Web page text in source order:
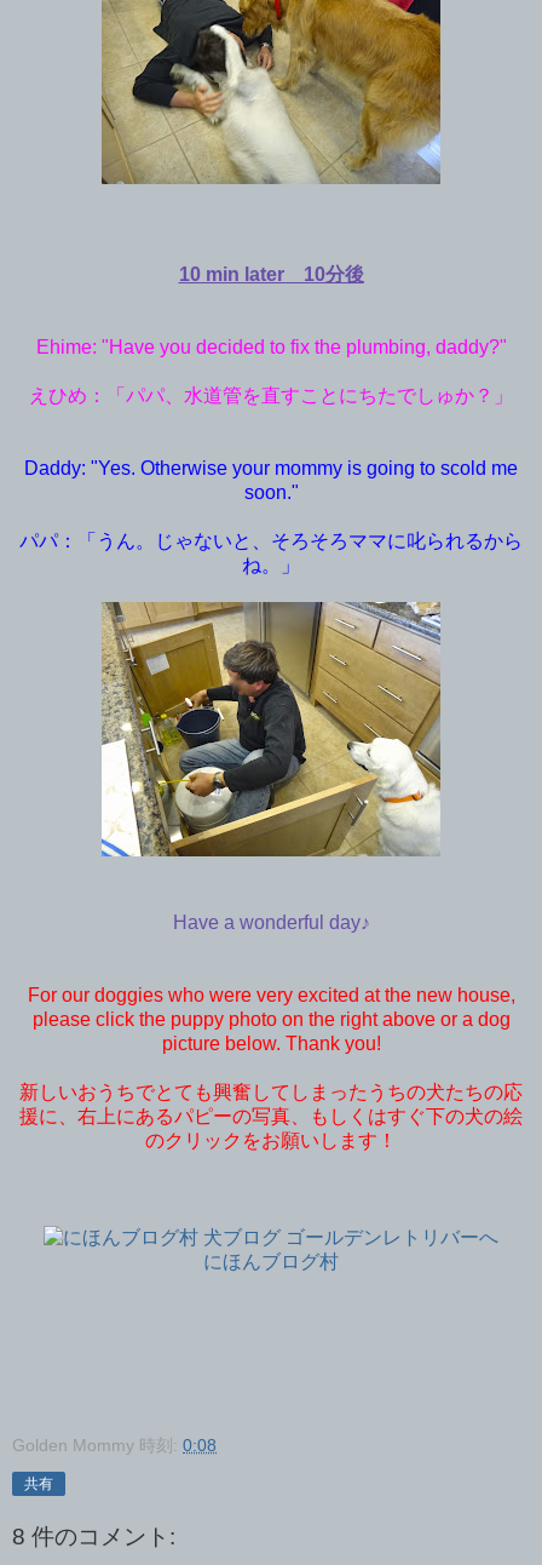
10 min later 10分後
Ehime: "Have you decided to fix the plumbing, daddy?"
えひめ：「パパ、 水道管を直すことにちたでしゅか？」
Daddy: "Yes. Otherwise your mommy is going to scold me
soon."
パパ：「うん。じゃないと、そろそろママに叱られるから
ね。」
Have a wonderful day♪
For our doggies who were very excited at the new house,
please click the puppy photo on the right above or a dog
picture below. Thank you!
新しいおうちでとても興奮してしまったうちの犬たちの応
援に、右上にあるパピーの写真、もしくはすぐ下の犬の絵
のクリックをお願いします！
にほんブログ村
Golden Mommy 時刻: 0:08
共有
8 件のコメント: